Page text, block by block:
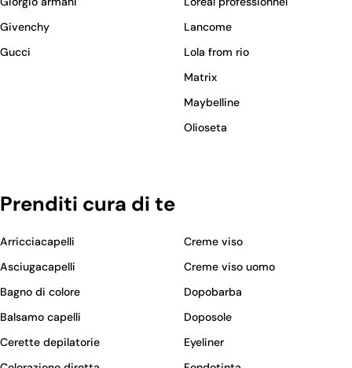
Givenchy
Gucci
Lancome
Lola from rio
Matrix
Maybelline
Olioseta
Prenditi cura di te
Arricciacapelli
Asciugacapelli
Bagno di colore
Balsamo capelli
Cerette depilatorie
Creme viso
Creme viso uomo
Dopobarba
Doposole
Eyeliner